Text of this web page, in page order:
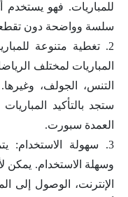
للمباريات. فهو
سلسة وواضحة دون
2. تغطية متنوعة
المباريات لمختلف
التنس، الجولف،
ستجد بالتأكيد
العمدة سبورت.
3. سهولة الاستخدام:
وسهلة الاستخدام.
الإنترنت، الوصول إلى